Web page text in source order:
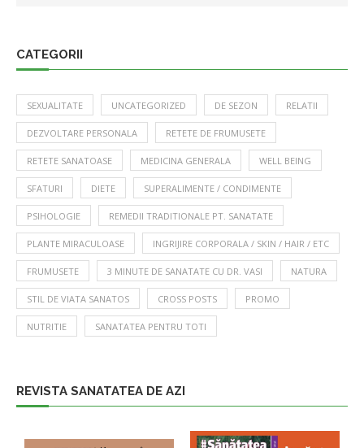
CATEGORII
SEXUALITATE UNCATEGORIZED DE SEZON RELATII
DEZVOLTARE PERSONALA RETETE DE FRUMUSETE
RETETE SANATOASE MEDICINA GENERALA WELL BEING
SFATURI DIETE SUPERALIMENTE / CONDIMENTE
PSIHOLOGIE REMEDII TRADITIONALE PT. SANATATE
PLANTE MIRACULOASE INGRIJIRE CORPORALA / SKIN / HAIR / ETC
FRUMUSETE 3 MINUTE DE SANATATE CU DR. VASI NATURA
STIL DE VIATA SANATOS CROSS POSTS PROMO
NUTRITIE SANATATEA PENTRU TOTI
REVISTA SANATATEA DE AZI